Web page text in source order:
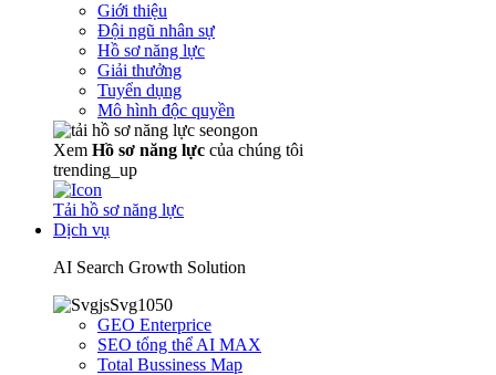
Giới thiệu
Đội ngũ nhân sự
Hồ sơ năng lực
Giải thưởng
Tuyển dụng
Mô hình độc quyền
Xem Hồ sơ năng lực của chúng tôi
trending_up
Tải hồ sơ năng lực
Dịch vụ
AI Search Growth Solution
GEO Enterprice
SEO tổng thể AI MAX
Total Bussiness Map